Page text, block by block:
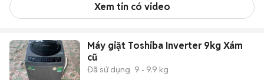
Xem tin có video
Máy giặt Toshiba Inverter 9kg Xám
cũ
Đã sử dụng 9 - 9.9 kg